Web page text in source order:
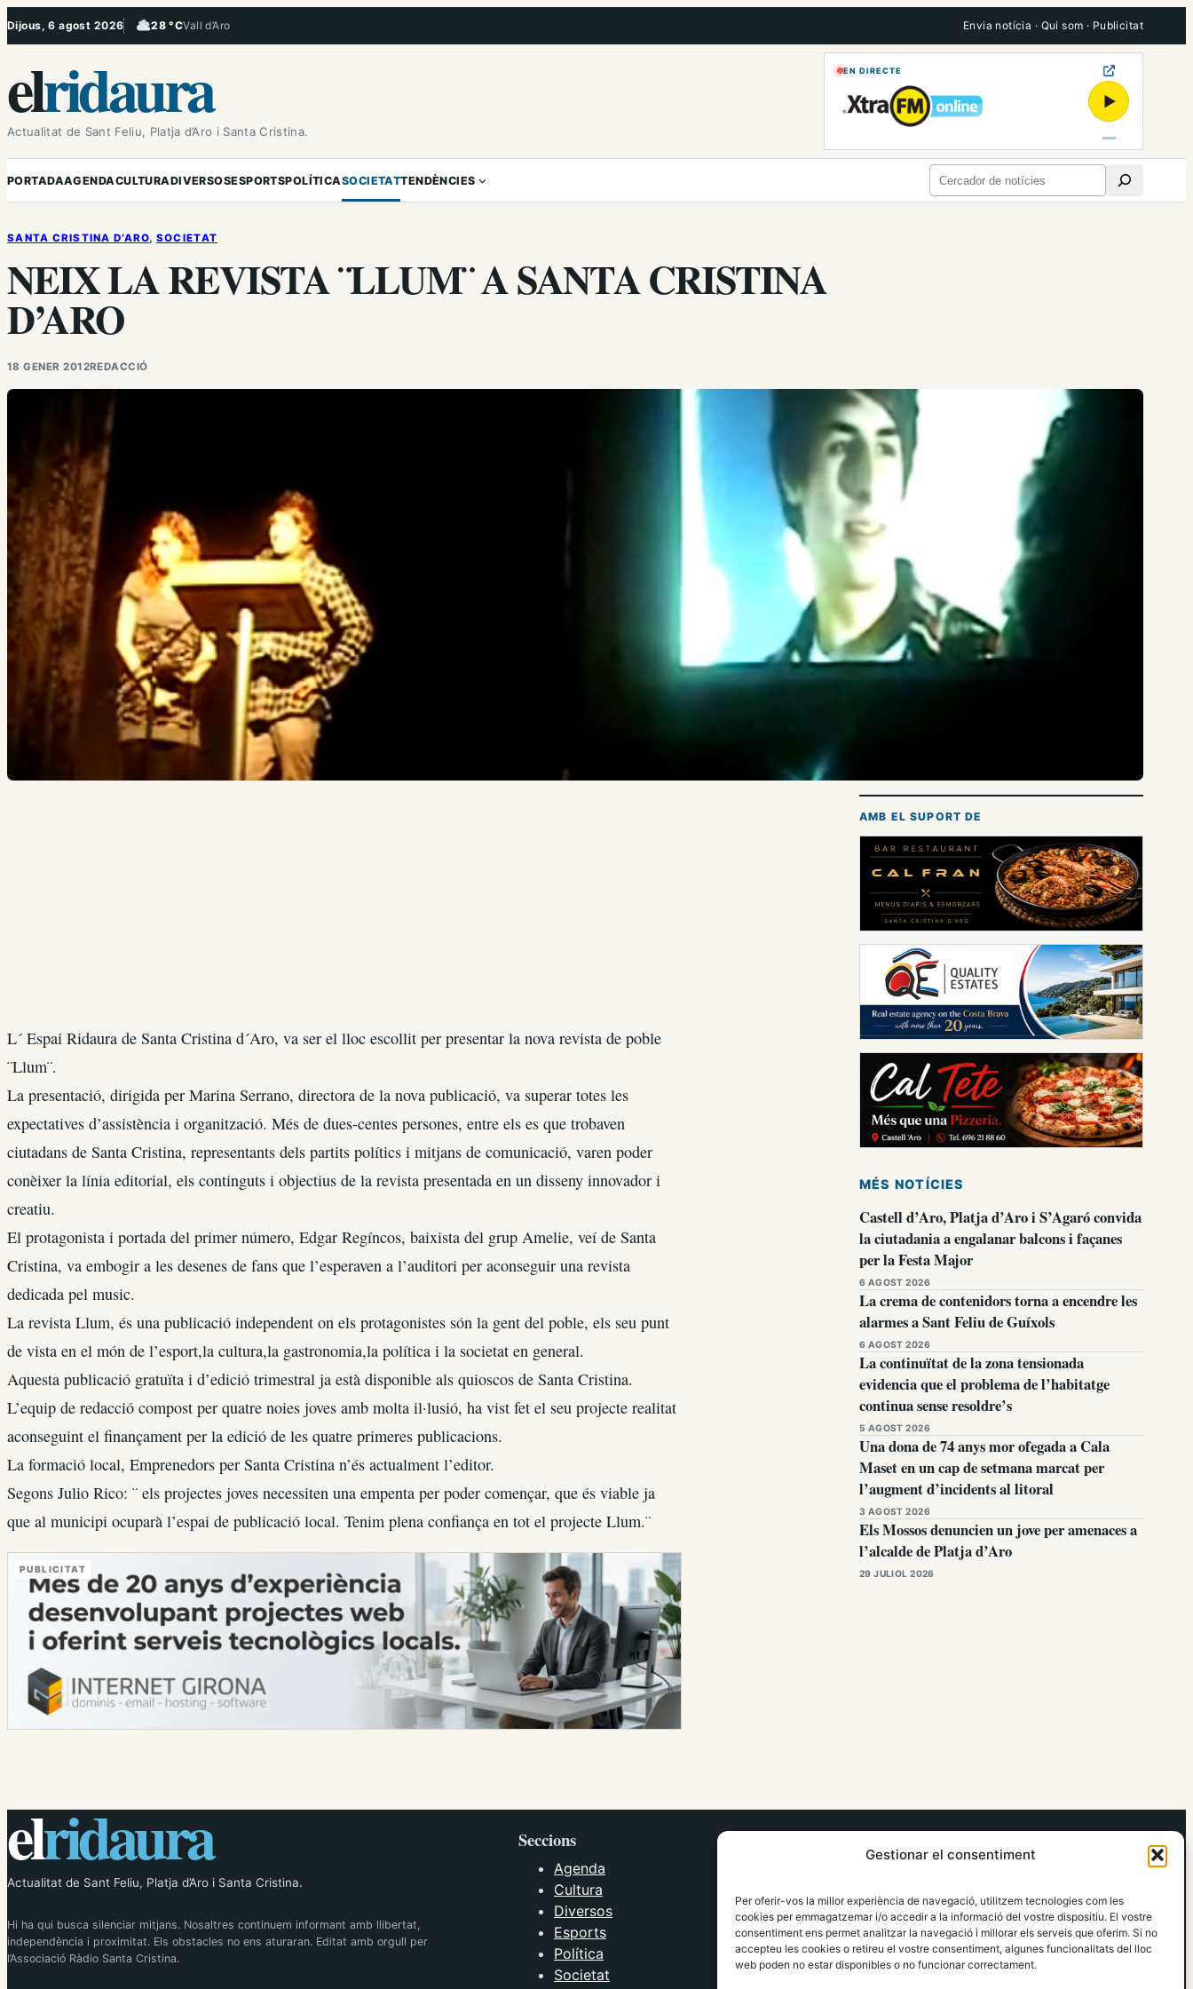
Gestionar el consentiment
Per oferir-vos la millor experiència de navegació, utilitzem tecnologies com les
cookies per emmagatzemar i/o accedir a la informació del vostre dispositiu. El vostre
consentiment ens permet analitzar la navegació i millorar els serveis que oferim. Si no
accepteu les cookies o retireu el vostre consentiment, algunes funcionalitats del lloc
web poden no estar disponibles o no funcionar correctament.
Vés
Dijous, 6 agost 2026 28 °CVall d’Aro
, Ennuvolat Envia notícia · Qui som · Publicitat
elridaura
Actualitat de Sant Feliu, Platja d’Aro i Santa Cristina.
EN DIRECTE
▶
PORTADAAGENDACULTURADIVERSOSESPORTSPOLÍTICASOCIETATTENDÈNCIES Cerca
SANTA CRISTINA D’ARO, SOCIETAT
NEIX LA REVISTA ¨LLUM¨ A SANTA CRISTINA
D’ARO
18 GENER 2012REDACCIÓ
L´ Espai Ridaura de Santa Cristina d´Aro, va ser el lloc escollit per presentar la nova revista de poble
¨Llum¨.
La presentació, dirigida per Marina Serrano, directora de la nova publicació, va superar totes les
expectatives d’assistència i organització. Més de dues-centes persones, entre els es que trobaven
ciutadans de Santa Cristina, representants dels partits polítics i mitjans de comunicació, varen poder
conèixer la línia editorial, els continguts i objectius de la revista presentada en un disseny innovador i
creatiu.
El protagonista i portada del primer número, Edgar Regíncos, baixista del grup Amelie, veí de Santa
Cristina, va embogir a les desenes de fans que l’esperaven a l’auditori per aconseguir una revista
dedicada pel music.
La revista Llum, és una publicació independent on els protagonistes són la gent del poble, els seu punt
de vista en el món de l’esport,la cultura,la gastronomia,la política i la societat en general.
Aquesta publicació gratuïta i d’edició trimestral ja està disponible als quioscos de Santa Cristina.
L’equip de redacció compost per quatre noies joves amb molta il·lusió, ha vist fet el seu projecte realitat
aconseguint el finançament per la edició de les quatre primeres publicacions.
La formació local, Emprenedors per Santa Cristina n’és actualment l’editor.
Segons Julio Rico: ¨ els projectes joves necessiten una empenta per poder començar, que és viable ja
que al municipi ocuparà l’espai de publicació local. Tenim plena confiança en tot el projecte Llum.¨
PUBLICITAT
AMB EL SUPORT DE
MÉS NOTÍCIES
Castell d’Aro, Platja d’Aro i S’Agaró convida
la ciutadania a engalanar balcons i façanes
per la Festa Major
6 AGOST 2026
La crema de contenidors torna a encendre les
alarmes a Sant Feliu de Guíxols
6 AGOST 2026
La continuïtat de la zona tensionada
evidencia que el problema de l’habitatge
continua sense resoldre’s
5 AGOST 2026
Una dona de 74 anys mor ofegada a Cala
Maset en un cap de setmana marcat per
l’augment d’incidents al litoral
3 AGOST 2026
Els Mossos denuncien un jove per amenaces a
l’alcalde de Platja d’Aro
29 JULIOL 2026
elridaura
Actualitat de Sant Feliu, Platja d’Aro i Santa Cristina.
Hi ha qui busca silenciar mitjans. Nosaltres continuem informant amb llibertat,
independència i proximitat. Els obstacles no ens aturaran. Editat amb orgull per
l’Associació Ràdio Santa Cristina.
Seccions
Agenda
Cultura
Diversos
Esports
Política
Societat
elRidaura.com
Política de Cookies
Política Editorial